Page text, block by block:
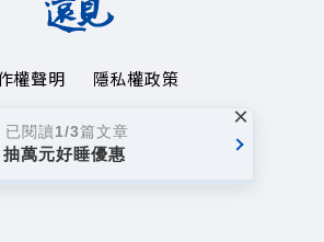
權聲明
隱私權政策
1999~2026
化事業群. All rights reserved.
已閱讀1/3篇文章
萬元好睡優惠
×